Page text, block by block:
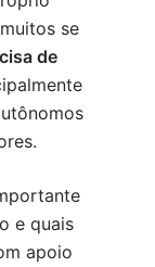
se
de
e quais
apoio